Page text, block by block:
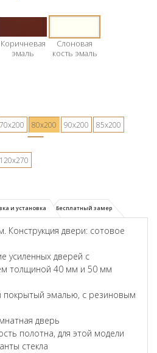
Коричневая
эмаль
Слоновая
кость эмаль
70х200 80х200 90х200
85х200
и установка Бесплатный замер
Конструкция двери: сотовое
усиленных дверей с
толщиной 40 мм и 50 мм
покрытый эмалью, с резиновым
дверь
полотна, для этой модели
стекла